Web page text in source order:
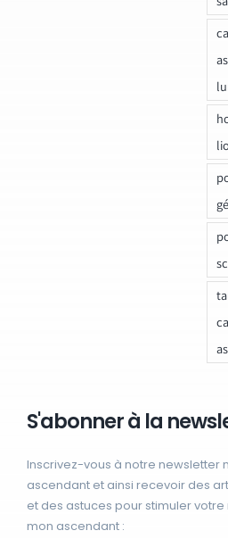
S'abonner à la
Inscrivez-vous à notre newsletter
ascendant et ainsi recevoir des
et des astuces pour stimuler
mon ascendant :